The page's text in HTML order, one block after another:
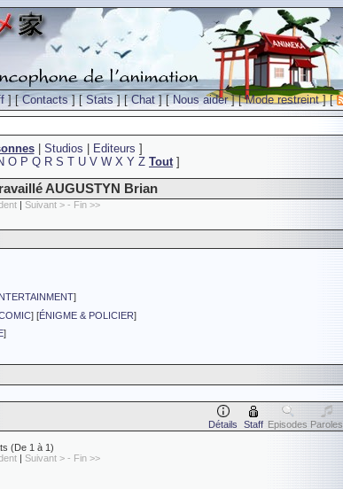
] [Contacts] [Stats] [Chat] [Nous aider] [Mode restreint] [
| Studios Editeurs ]
O P Q R S T U V W X Y Z Tout]
AUGUSTYN Brian
| Suivant > - Fin >>
]
] [ÉNIGME & POLICIER]
]
Détails Staff Episodes Paroles
(De 1 à 1)
| Suivant > - Fin >>